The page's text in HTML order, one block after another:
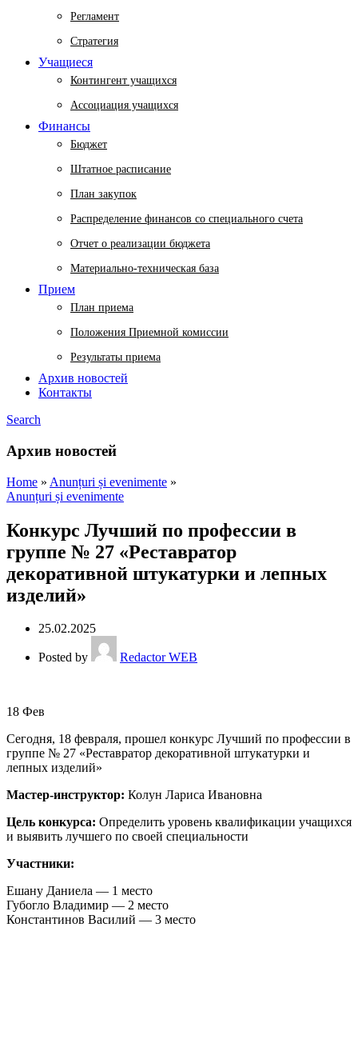
Регламент
Стратегия
Учащиеся
Контингент учащихся
Ассоциация учащихся
Финансы
Бюджет
Штатное расписание
План закупок
Распределение финансов со специального счета
Отчет о реализации бюджета
Материально-техническая база
Прием
План приема
Положения Приемной комиссии
Результаты приема
Архив новостей
Контакты
Search
Архив новостей
Home » Anunțuri și evenimente »
Anunțuri și evenimente
Конкурс Лучший по профессии в
группе № 27 «Реставратор
декоративной штукатурки и лепных
изделий»
25.02.2025
Posted by Redactor WEB
18 Фев
Сегодня, 18 февраля, прошел конкурс Лучший по профессии в
группе № 27 «Реставратор декоративной штукатурки и
лепных изделий»
Мастер-инструктор: Колун Лариса Ивановна
Цель конкурса: Определить уровень квалификации учащихся
и выявить лучшего по своей специальности
Участники:
Ешану Даниела — 1 место
Губогло Владимир — 2 место
Константинов Василий — 3 место